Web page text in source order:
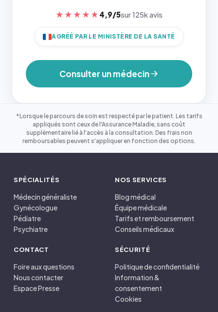
★★★★★ 4,9/5sur 125k avis
AGRÉÉ PAR LE MINISTÈRE DE LA SANTÉ
Consulter un médecin
*Lorsque le parcours de soin est respecté par le patient. Les tarifs
appliqués sont ceux de l'Assurance Maladie, sans coût
supplémentaire lié à l'accès à la consultation. Des frais non
remboursables peuvent s'appliquer en fonction des options.
SPÉCIALITÉS
Médecin généraliste
Gynécologue
Pédiatre
Psychiatre
NOS SERVICES
Blog médical
Équipe médicale
Tarifs et remboursement
Conseils médicaux
CONTACT
Foire aux questions
Nous contacter
Espace Presse
SÉCURITÉ
Politique de confidentialité
Information &
consentement
Cookies